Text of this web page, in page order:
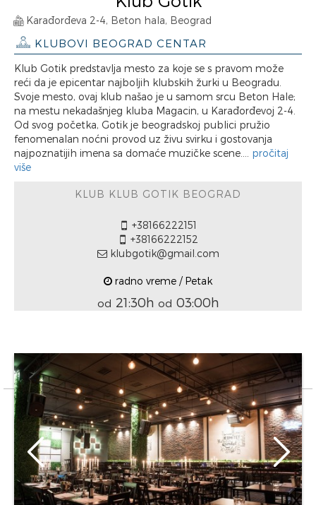
Karađorđeva 2-4, Beton hala, Beograd
KLUBOVI BEOGRAD CENTAR
Klub Gotik predstavlja mesto za koje se s pravom može
reći da je epicentar najboljih klubskih žurki u Beogradu.
Svoje mesto, ovaj klub našao je u samom srcu Beton Hale;
na mestu nekadašnjeg kluba Magacin, u Karađorđevoj 2-4.
Od svog početka, Gotik je beogradskoj publici pružio
fenomenalan noćni provod uz živu svirku i gostovanja
najpoznatijih imena sa domaće muzičke scene.... pročitaj
više
KLUB KLUB GOTIK BEOGRAD
+38166222151
+38166222152
klubgotik@gmail.com
radno vreme / Petak
od 21:30h od 03:00h